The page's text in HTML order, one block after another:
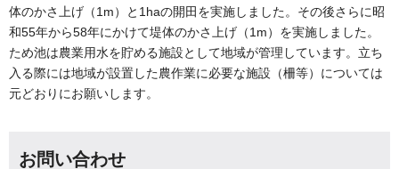
体のかさ上げ（1m）と1haの開田を実施しました。その後さらに昭
和55年から58年にかけて堤体のかさ上げ（1m）を実施しました。
ため池は農業用水を貯める施設として地域が管理しています。立ち
入る際には地域が設置した農作業に必要な施設（柵等）については
元どおりにお願いします。
お問い合わせ